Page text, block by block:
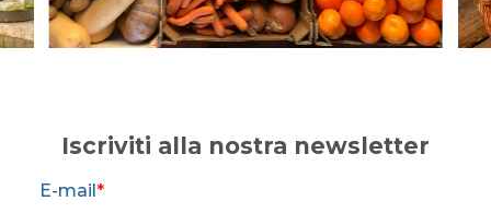
Iscriviti alla nostra newsletter